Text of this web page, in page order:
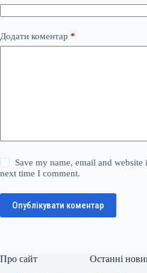
Додати коментар *
Save my name, email and
next time I comment.
Опублікувати коментар
Про сайт Останні